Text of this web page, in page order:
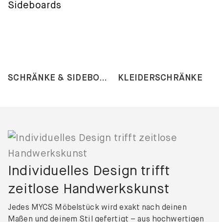
SCHRÄNKE & SIDEBOARDS KLEIDERSCHRÄNKE
Individuelles Design trifft
zeitlose Handwerkskunst
Jedes MYCS Möbelstück wird exakt nach deinen
Maßen und deinem Stil gefertigt – aus hochwertigen